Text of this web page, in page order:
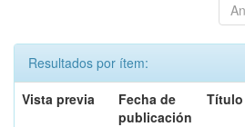
Resultados por ítem:
Vista previa
Fecha de
publicación
Título